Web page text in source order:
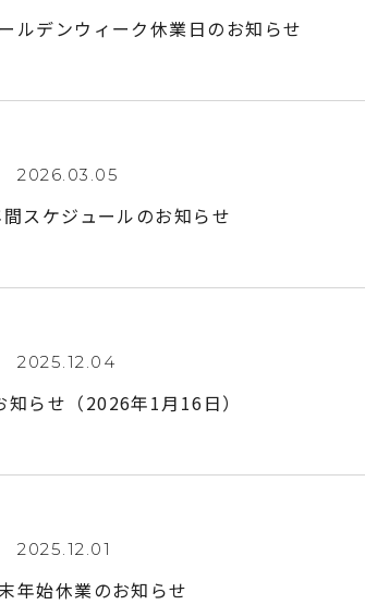
ルデンウィーク休業日のお知らせ
2026.03.05
スケジュールのお知らせ
2025.12.04
知らせ（2026年1月16日）
2025.12.01
年始休業のお知らせ